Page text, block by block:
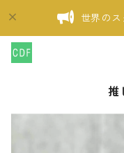
世界の
推